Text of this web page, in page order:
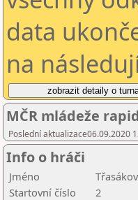
data
na
MČR mládeže
Poslední aktualizace06.09.2020
Info o hráči
Jméno
Startovní číslo
2